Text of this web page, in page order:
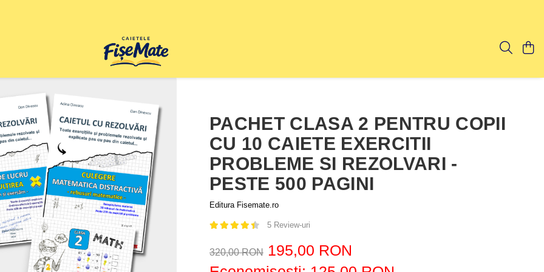
PACHET CLASA 2 PENTRU COPII
CU 10 CAIETE EXERCITII
PROBLEME SI REZOLVARI -
PESTE 500 PAGINI
Editura Fisemate.ro
5 Review-uri
320,00 RON 195,00 RON